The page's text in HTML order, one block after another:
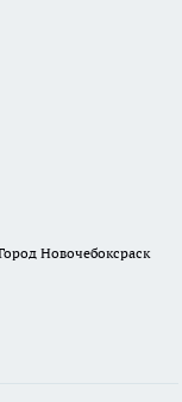
Новочебоксраск